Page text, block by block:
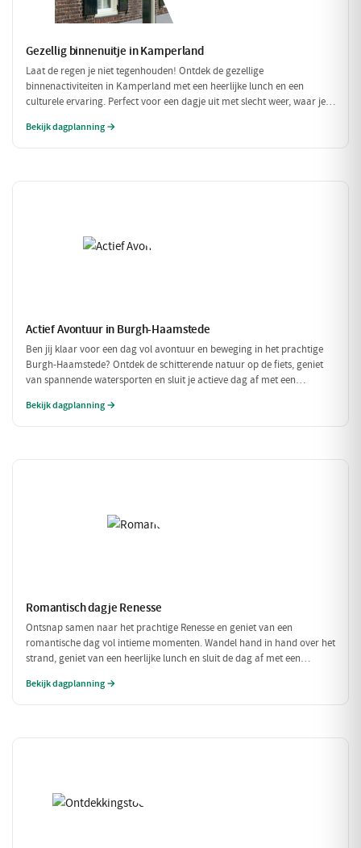
Gezellig binnenuitje in Kamperland
Laat de regen je niet tegenhouden! Ontdek de gezellige
binnenactiviteiten in Kamperland met een heerlijke lunch en een
culturele ervaring. Perfect voor een dagje uit met slecht weer, waar je
Bekijk dagplanning →
Actief Avontuur in Burgh-Haamstede
Ben jij klaar voor een dag vol avontuur en beweging in het prachtige
Burgh-Haamstede? Ontdek de schitterende natuur op de fiets, geniet
van spannende watersporten en sluit je actieve dag af met een
Bekijk dagplanning →
Romantisch dagje Renesse
Ontsnap samen naar het prachtige Renesse en geniet van een
romantische dag vol intieme momenten. Wandel hand in hand over het
strand, geniet van een heerlijke lunch en sluit de dag af met een
elkaar willen verwennen!
Bekijk dagplanning →